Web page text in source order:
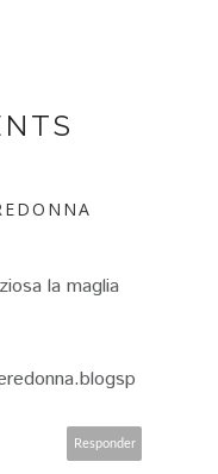
la maglia
Responder